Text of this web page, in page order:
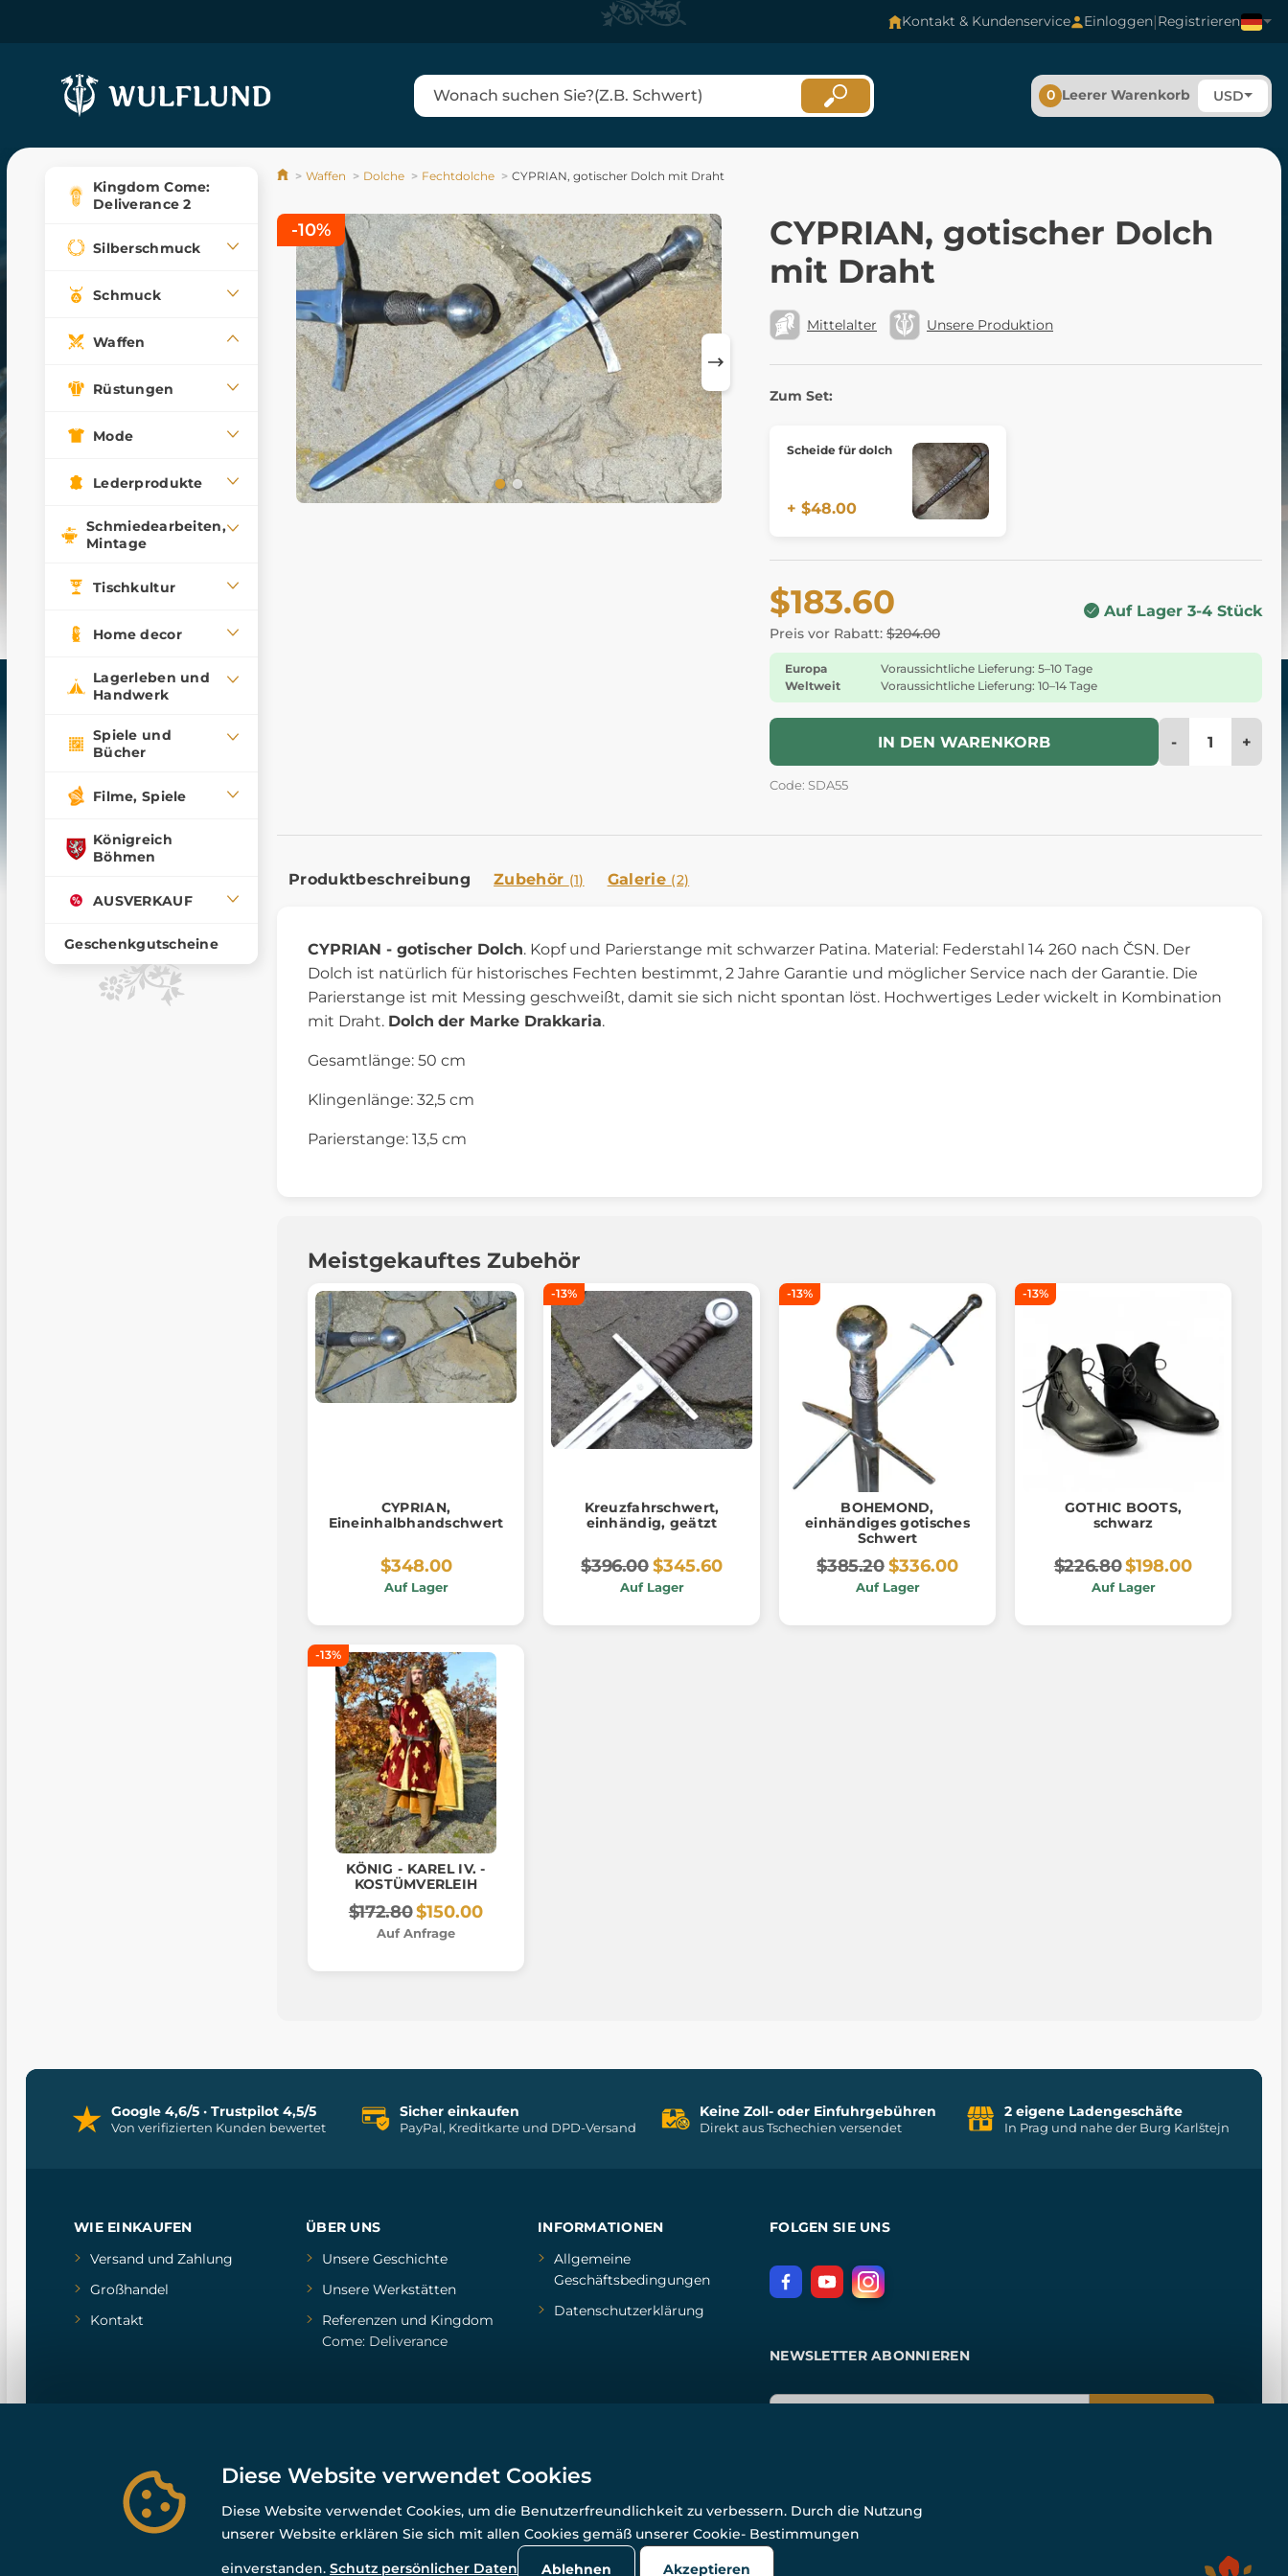
Kontakt & Kundenservice Einloggen|Registrieren
0 Leerer Warenkorb USD
Kingdom Come:
Deliverance 2
Silberschmuck
Schmuck
Waffen
Rüstungen
Mode
Lederprodukte
Schmiedearbeiten,
Mintage
Tischkultur
Home decor
Lagerleben und
Handwerk
Spiele und
Bücher
Filme, Spiele
Königreich
Böhmen
AUSVERKAUF
Geschenkgutscheine
Waffen Dolche Fechtdolche CYPRIAN, gotischer Dolch mit Draht
CYPRIAN, gotischer Dolch
mit Draht
Mittelalter Unsere Produktion
Zum Set:
Scheide für dolch
+ $48.00
$183.60
Preis vor Rabatt: $204.00
Auf Lager 3-4 Stück
Europa
Voraussichtliche Lieferung: 5–10 Tage
Weltweit
Voraussichtliche Lieferung: 10–14 Tage
IN DEN WARENKORB - +
Code: SDA55
-10%
Produktbeschreibung Zubehör (1) Galerie (2)
CYPRIAN - gotischer Dolch. Kopf und Parierstange mit schwarzer Patina. Material: Federstahl 14 260 nach ČSN. Der
Dolch ist natürlich für historisches Fechten bestimmt, 2 Jahre Garantie und möglicher Service nach der Garantie. Die
Parierstange ist mit Messing geschweißt, damit sie sich nicht spontan löst. Hochwertiges Leder wickelt in Kombination
mit Draht. Dolch der Marke Drakkaria.
Gesamtlänge: 50 cm
Klingenlänge: 32,5 cm
Parierstange: 13,5 cm
Meistgekauftes Zubehör
CYPRIAN,
Eineinhalbhandschwert
$348.00
Auf Lager
-13%
Kreuzfahrschwert,
einhändig, geätzt
$396.00$345.60
Auf Lager
-13%
BOHEMOND,
einhändiges gotisches
Schwert
$385.20$336.00
Auf Lager
-13%
GOTHIC BOOTS,
schwarz
$226.80$198.00
Auf Lager
-13%
KÖNIG - KAREL IV. -
KOSTÜMVERLEIH
$172.80$150.00
Auf Anfrage
Google 4,6/5 · Trustpilot 4,5/5
Von verifizierten Kunden bewertet
Sicher einkaufen
PayPal, Kreditkarte und DPD-Versand
Keine Zoll- oder Einfuhrgebühren
Direkt aus Tschechien versendet
2 eigene Ladengeschäfte
In Prag und nahe der Burg Karlštejn
WIE EINKAUFEN
Versand und Zahlung
Großhandel
Kontakt
ÜBER UNS
Unsere Geschichte
Unsere Werkstätten
Referenzenund Kingdom
Come: Deliverance
INFORMATIONEN
Allgemeine
Geschäftsbedingungen
Datenschutzerklärung
FOLGEN SIE UNS
NEWSLETTER ABONNIEREN
© Alle Rechte vorbehalten. www.wulflund.de 2007-2026.
Powered by
Simplia.cz , protected by reCAPTCHA.
Diese Website verwendet Cookies
Diese Website verwendet Cookies, um die Benutzerfreundlichkeit zu verbessern. Durch die Nutzung
unserer Website erklären Sie sich mit allen Cookies gemäß unserer Cookie- Bestimmungen
einverstanden. Schutz persönlicher Daten Ablehnen Akzeptieren